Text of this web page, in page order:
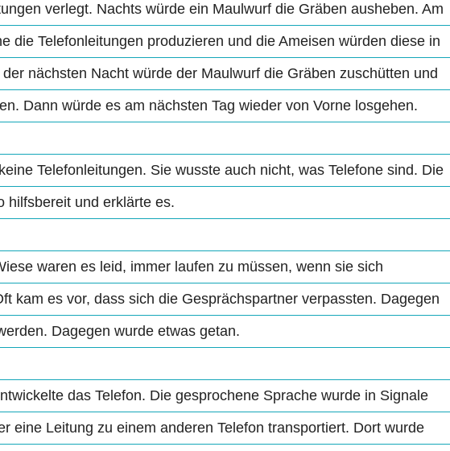
verlegt. Nachts würde ein Maulwurf die Gräben ausheben. Am
die Telefonleitungen produzieren und die Ameisen würden diese in
nächsten Nacht würde der Maulwurf die Gräben zuschütten und
Dann würde es am nächsten Tag wieder von Vorne losgehen.
Telefonleitungen. Sie wusste auch nicht, was Telefone sind. Die
hilfsbereit und erklärte es.
waren es leid, immer laufen zu müssen, wenn sie sich
kam es vor, dass sich die Gesprächspartner verpassten. Dagegen
Dagegen wurde etwas getan.
das Telefon. Die gesprochene Sprache wurde in Signale
eine Leitung zu einem anderen Telefon transportiert. Dort wurde